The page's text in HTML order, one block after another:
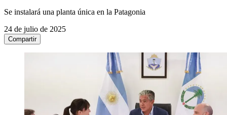
Se instalará una planta única en la Patagonia
24 de julio de 2025
Compartir